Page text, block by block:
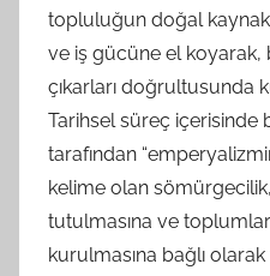
topluluğun doğal
ve iş gücüne el koyarak,
çıkarları doğrultusunda
Tarihsel süreç içerisinde
tarafından
kelime olan
tutulmasına ve
kurulmasına bağlı